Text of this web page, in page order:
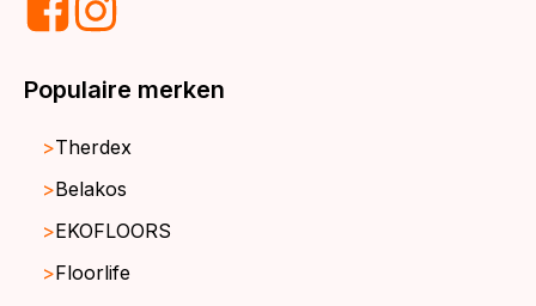
Populaire merken
Therdex
Belakos
EKOFLOORS
Floorlife